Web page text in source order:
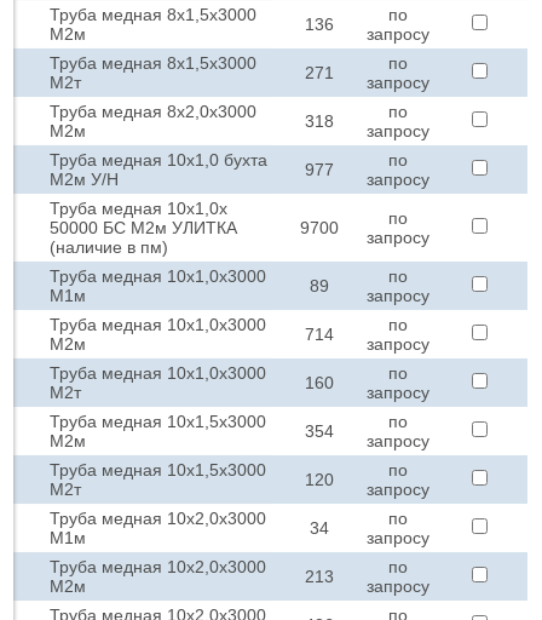
Труба медная 8х1,5х3000
М2м
136
по
запросу
Труба медная 8х1,5х3000
М2т
271
по
запросу
Труба медная 8х2,0х3000
М2м
318
по
запросу
Труба медная 10х1,0 бухта
М2м У/Н
977
по
запросу
Труба медная 10х1,0х
50000 БС М2м УЛИТКА
(наличие в пм)
9700
по
запросу
Труба медная 10х1,0х3000
М1м
89
по
запросу
Труба медная 10х1,0х3000
М2м
714
по
запросу
Труба медная 10х1,0х3000
М2т
160
по
запросу
Труба медная 10х1,5х3000
М2м
354
по
запросу
Труба медная 10х1,5х3000
М2т
120
по
запросу
Труба медная 10х2,0х3000
М1м
34
по
запросу
Труба медная 10х2,0х3000
М2м
213
по
запросу
Труба медная 10х2,0х3000
по